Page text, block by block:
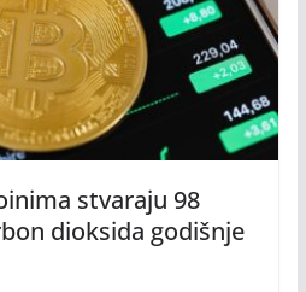
stvaraju 98
dioksida godišnje